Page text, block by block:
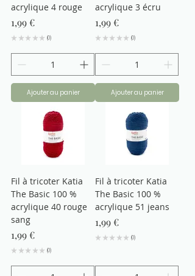
acrylique 4 rouge
Prix
1,99 €
★ ★ ★ ★ ★ 0
0
Ajouter au panier
acrylique 3 écru
Prix
1,99 €
★ ★ ★ ★ ★ 0
0
Ajouter au panier
Fil à tricoter Katia
The Basic 100 %
acrylique 40 rouge
sang
Prix
1,99 €
★ ★ ★ ★ ★ 0
0
Fil à tricoter Katia
The Basic 100 %
acrylique 51 jeans
Prix
1,99 €
★ ★ ★ ★ ★ 0
0